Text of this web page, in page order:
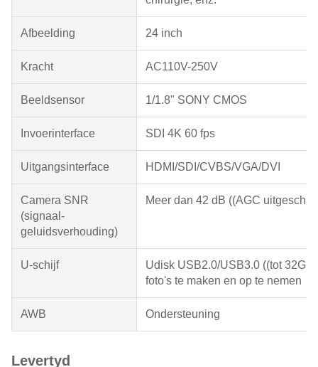
Afbeelding 24 inch
Kracht AC110V-250V
Beeldsensor 1/1.8" SONY CMOS
Invoerinterface SDI 4K 60 fps
Uitgangsinterface HDMI/SDI/CVBS/VGA/DVI
Camera SNR
(signaal-
geluidsverhouding)
Meer dan 42 dB ((AGC
U-schijf
Udisk USB2.0/USB3.0 ((tot
foto's te maken en op te nemen
AWB Ondersteuning
Levertyd